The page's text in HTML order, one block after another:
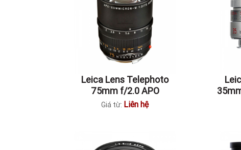
Leica Lens Telephoto
75mm f/2.0 APO
Summicron M
Giá từ: Liên hệ